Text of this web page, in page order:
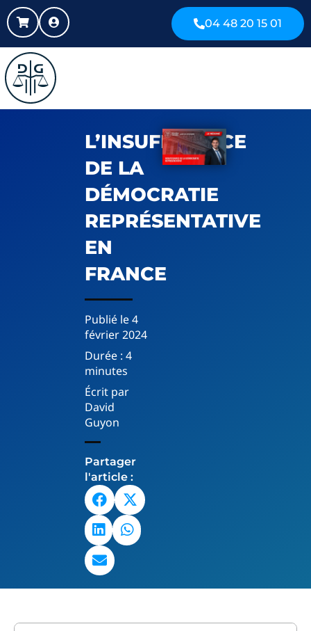
04 48 20 15 01
L’INSUFFISANCE
DE LA
DÉMOCRATIE
REPRÉSENTATIVE
EN
FRANCE
Publié le4
février 2024
Durée : 4
minutes
Écrit par
David
Guyon
Partager
l'article :